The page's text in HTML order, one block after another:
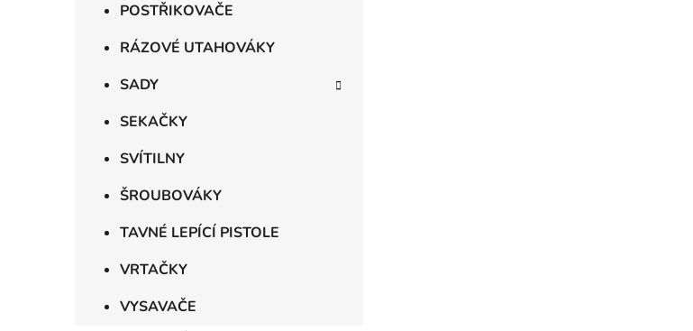
POSTŘIKOVAČE
RÁZOVÉ UTAHOVÁKY
SADY
SEKAČKY
SVÍTILNY
ŠROUBOVÁKY
TAVNÉ LEPÍCÍ PISTOLE
VRTAČKY
VYSAVAČE